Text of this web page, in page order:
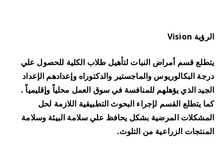
الرؤية Vision
يتطلع قسم أمراض النبات لتأهيل طلاب الكلية للحصول علي
درجة البكالوريوس والماجستير والدكتوراه وإعدادهم الإعداد
الجيد الذي يؤهلهم للمنافسة في سوق العمل محلياً وإقليمياً .
كما يتطلع القسم لإجراء البحوث التطبيقية اللازمة لحل
المشكلات المرضية بشكل يحافظ علي سلامة البيئة وسلامة
المنتجات الزراعية من التلوث.